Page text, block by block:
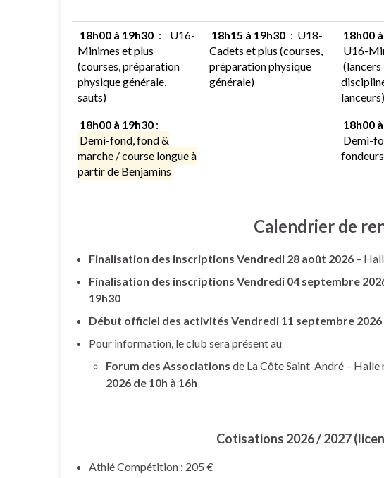
18h00 à 19h30 :
U16-
Minimes et plus
(courses, préparation
physique générale,
sauts)
18h15 à 19h30 : U18-
Cadets et plus (courses,
préparation physique
générale)
18h00
U16-
(lancers
lanceurs)
18h00 à 19h30 :
Demi-fond, fond &
marche / course longue à
partir de Benjamins
18h00
Demi-
Calendrier de
Finalisation des inscriptions Vendredi 28 août 2026 –
Finalisation des inscriptions Vendredi 04 septembre 202
19h30
Début officiel des activités Vendredi 11 septembre 2026
Pour information, le club sera présent au
Forum des Associations de La Côte Saint-André – Halle
2026 de 10h à 16h
Cotisations 2026 / 2027
Athlé Compétition : 205 €